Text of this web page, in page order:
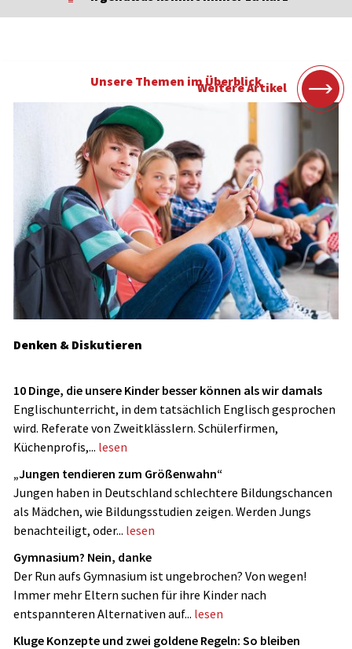
Weitere Artikel
Unsere Themen im Überblick
Denken & Diskutieren
10 Dinge, die unsere Kinder besser können als wir damals
Englischunterricht, in dem tatsächlich Englisch gesprochen
wird. Referate von Zweitklässlern. Schülerfirmen,
Küchenprofis,... lesen
„Jungen tendieren zum Größenwahn“
Jungen haben in Deutschland schlechtere Bildungschancen
als Mädchen, wie Bildungsstudien zeigen. Werden Jungs
benachteiligt, oder... lesen
Gymnasium? Nein, danke
Der Run aufs Gymnasium ist ungebrochen? Von wegen!
Immer mehr Eltern suchen für ihre Kinder nach
entspannteren Alternativen auf... lesen
Kluge Konzepte und zwei goldene Regeln: So bleiben